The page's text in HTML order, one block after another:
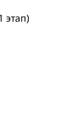
этап)